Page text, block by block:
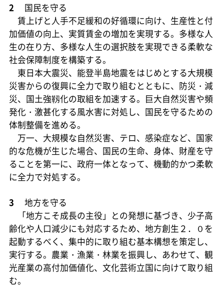
2
国民を守る
賃上げと人手不足緩和の好循環に向け、生産性と付
加価値の向上、実質賃金の増加を実現する。多様な人
生の在り方、多様な人生の選択肢を実現できる柔軟な
社会保障制度を構築する。
東日本大震災、能登半島地震をはじめとする大規模
災害からの復興に全力で取り組むとともに、防災・減
災、国土強靱化の取組を加速する。巨大自然災害や頻
発化・激甚化する風水害に対処し、国民を守るための
体制整備を進める。
万一、大規模な自然災害、テロ、感染症など、国家
的な危機が生じた場合、国民の生命、身体、財産を守
ることを第一に、政府一体となって、機動的かつ柔軟
に全力で対処する。
3
地方を守る
「地方こそ成長の主役」との発想に基づき、少子高
齢化や人口減少にも対応するため、地方創生２．０を
起動するべく、集中的に取り組む基本構想を策定し、
実行する。農業・漁業・林業を振興し、あわせて、観
光産業の高付加価値化、文化芸術立国に向けて取り組
む。